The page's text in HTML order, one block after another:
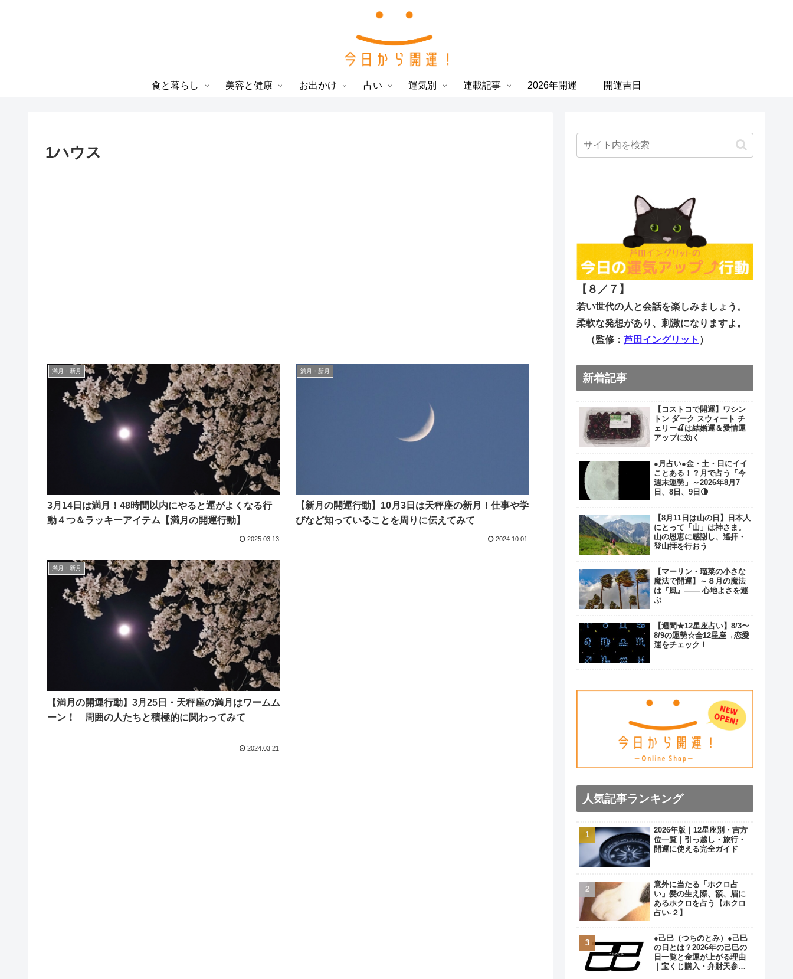
食と暮らし 美容と健康 お出かけ 占い 運気別 連載記事 2026年開運 開運吉日
1ハウス
満月・新月
3月14日は満月！48時間以内にやると運がよくなる行
動４つ＆ラッキーアイテム【満月の開運行動】
2025.03.13
満月・新月
【新月の開運行動】10月3日は天秤座の新月！仕事や学
びなど知っていることを周りに伝えてみて
2024.10.01
満月・新月
【満月の開運行動】3月25日・天秤座の満月はワームム
ーン！ 周囲の人たちと積極的に関わってみて
2024.03.21
【８／７ 】
若い世代の人と会話を楽しみましょう。
柔軟な発想があり、刺激になりますよ。
（監修： 芦田イングリット ）
新着記事
【コストコで開運】ワシン
トン ダーク スウィート チ
ェリー🍒は結婚運＆愛情運
アップに効く
●月占い●金・土・日にイイ
ことある！？月で占う「今
週末運勢」～2026年8月7
日、8日、9日🌗
【8月11日は山の日】日本人
にとって「山」は神さま。
山の恩恵に感謝し、遙拝・
登山拝を行おう
【マーリン・瑠菜の小さな
魔法で開運】～８月の魔法
は『風』―― 心地よさを運
ぶ
【週間★12星座占い】8/3〜
8/9の運勢☆全12星座→恋愛
運をチェック！
人気記事ランキング
2026年版｜12星座別・吉方
位一覧｜引っ越し・旅行・
開運に使える完全ガイド
意外に当たる「ホクロ占
い」髪の生え際、額、眉に
あるホクロを占う【ホクロ
占い‐２】
●己巳（つちのとみ）●己巳
の日とは？2026年の己巳の
日一覧と金運が上がる理由
｜宝くじ購入・弁財天参拝